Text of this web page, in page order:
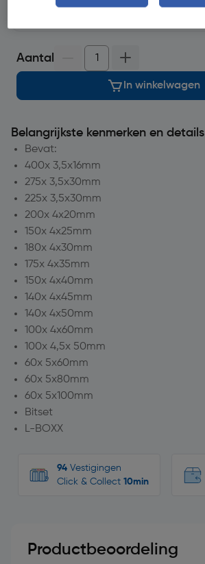
Aantal
In winkelwagen
Belangrijkste kenmerken en details
Bevat:
400x 3,5x16mm
275x 3,5x30mm
225x 3,5x30mm
200x 4x20mm
150x 4x25mm
180x 4x30mm
175x 4x35mm
150x 4x40mm
140x 4x45mm
140x 4x50mm
100x 4x60mm
100x 4,5x 50mm
60x 5x60mm
60x 5x80mm
60x 5x100mm
Bitset
L-BOXX
94 Vestigingen
Click & Collect 10min
Productbeoordeling